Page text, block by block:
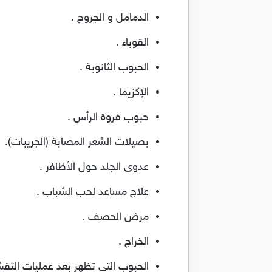
الدمامل و الجروح .
القوباء .
الحبوب الثانوية .
الإكزيما .
حبوب فروة الرأس .
بصيلات الشعر المصابة (الجريبات).
عدوى الجلد حول الأظافر .
علاج مساعد لحب الشباب .
مرض الحصف .
الخراج .
الحبوب التي تظهر بعد عمليات